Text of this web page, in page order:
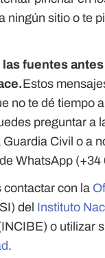
ningún sitio o te
fuentes
Estos
no te dé tiempo
preguntar a
Guardia Civil o a
WhatsApp (+34
contactar con la
del Instituto
o utilizar
.